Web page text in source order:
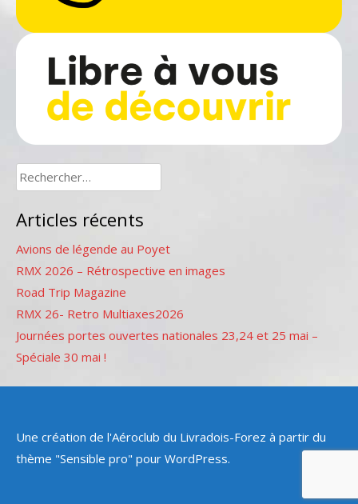
Rechercher :
Articles récents
Avions de légende au Poyet
RMX 2026 – Rétrospective en images
Road Trip Magazine
RMX 26- Retro Multiaxes2026
Journées portes ouvertes nationales 23,24 et 25 mai –
Spéciale 30 mai !
Une création de l'Aéroclub du Livradois-Forez à partir du
thème "Sensible pro" pour WordPress.